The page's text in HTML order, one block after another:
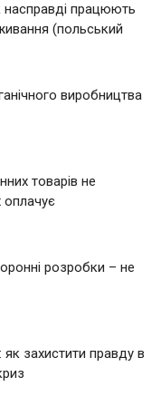
насправді працюють
(польський
виробництва
товарів не
оплачує
розробки – не
як захистити правду в